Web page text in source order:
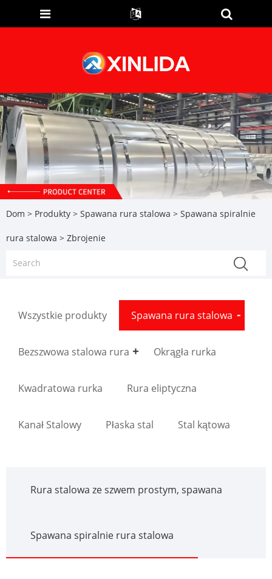
Dom > Produkty > Spawana rura stalowa > Spawana spiralnie
rura stalowa > Zbrojenie
Wszystkie produkty Spawana rura stalowa
Bezszwowa stalowa rura Okrągła rurka
Kwadratowa rurka Rura eliptyczna
Kanał Stalowy Płaska stal Stal kątowa
Rura stalowa ze szwem prostym, spawana
Spawana spiralnie rura stalowa